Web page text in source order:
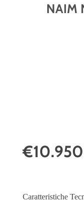
NAIM
Caratteristiche